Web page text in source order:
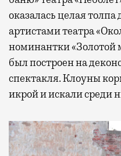
оказалась целая толпа
артистами театра
номинантки «Золотой
был построен на
спектакля. Клоуны
икрой и искали среди